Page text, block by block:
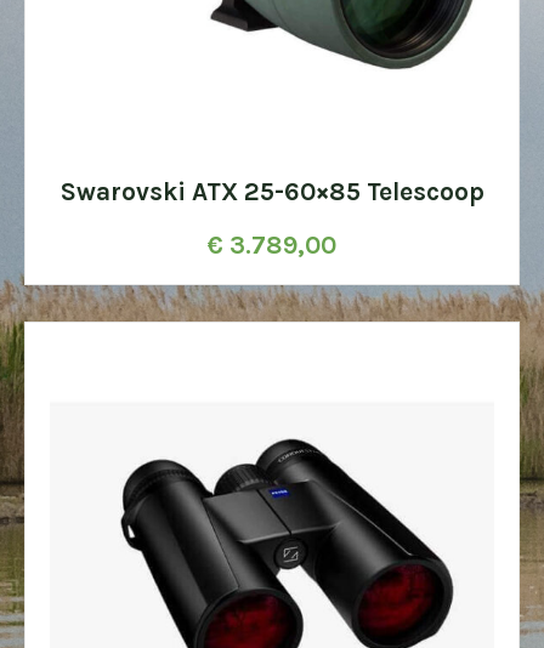
Swarovski ATX 25-60×85 Telescoop
€ 3.789,00